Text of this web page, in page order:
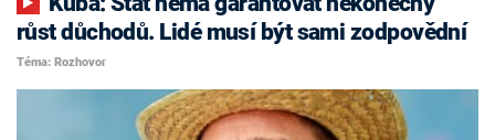
růst důchodů. Lidé musí být sami zodpovědní
Téma: Rozhovor